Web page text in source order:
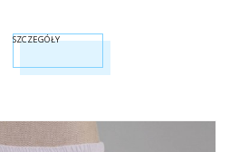
SZCZEGÓŁY